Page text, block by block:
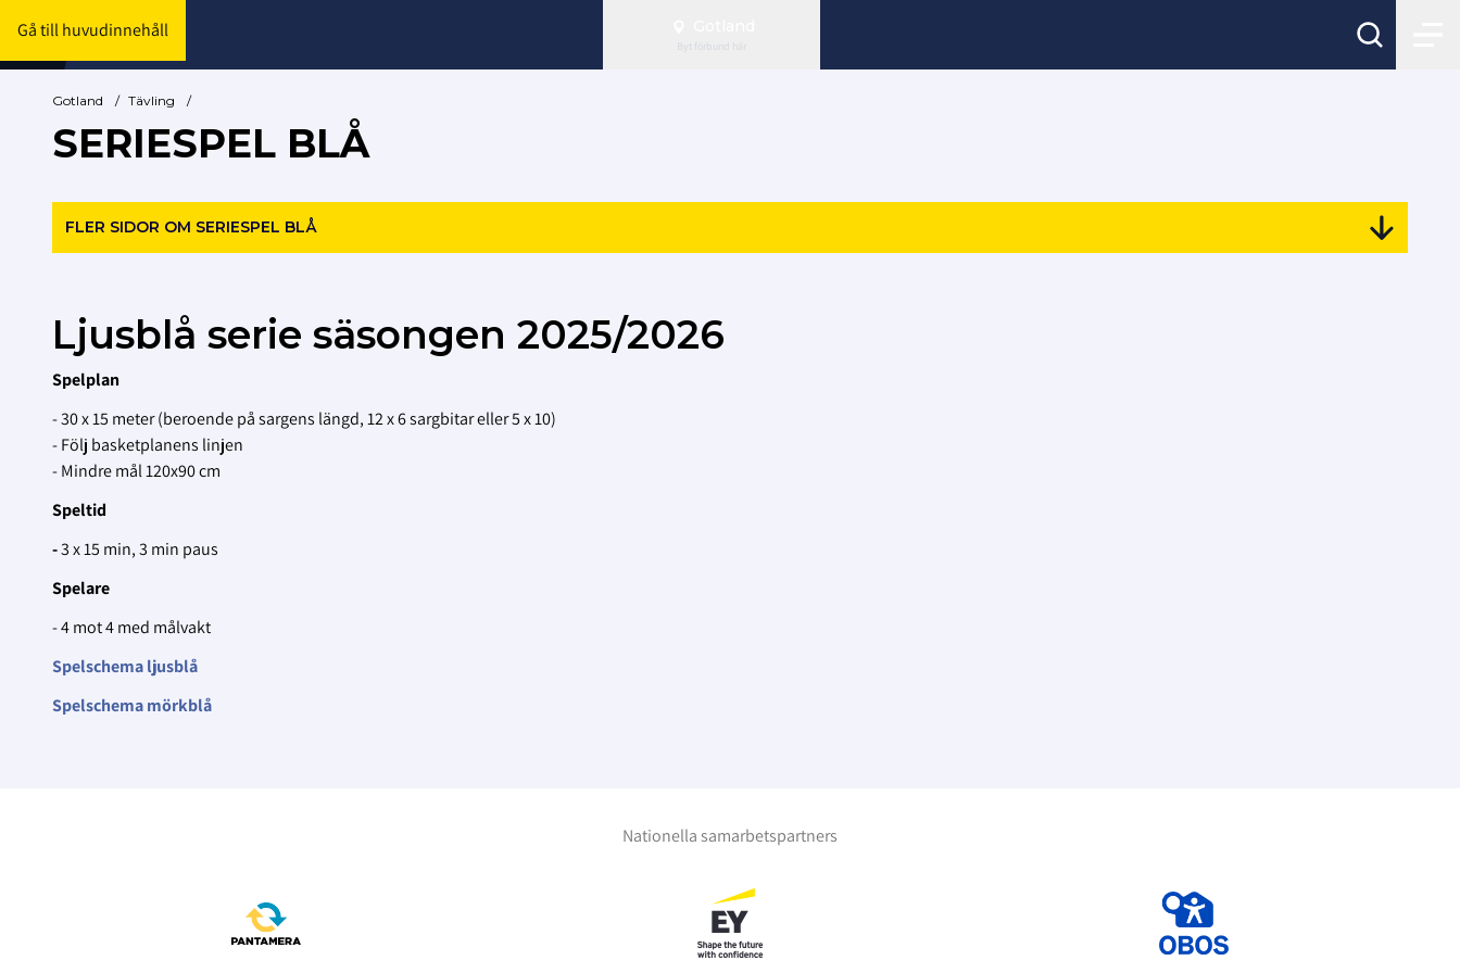
Gå till huvudinnehåll
Byt förbund här
Gotland / Tävling /
SERIESPEL BLÅ
FLER SIDOR OM SERIESPEL BLÅ
Ljusblå serie säsongen 2025/2026
Spelplan
- 30 x 15 meter (beroende på sargens längd, 12 x 6 sargbitar eller 5 x 10)
- Följ basketplanens linjen
- Mindre mål 120x90 cm
Speltid
-3 x 15 min, 3 min paus
Spelare
- 4 mot 4 med målvakt
Spelschema ljusblå
Spelschema mörkblå
Nationella samarbetspartners